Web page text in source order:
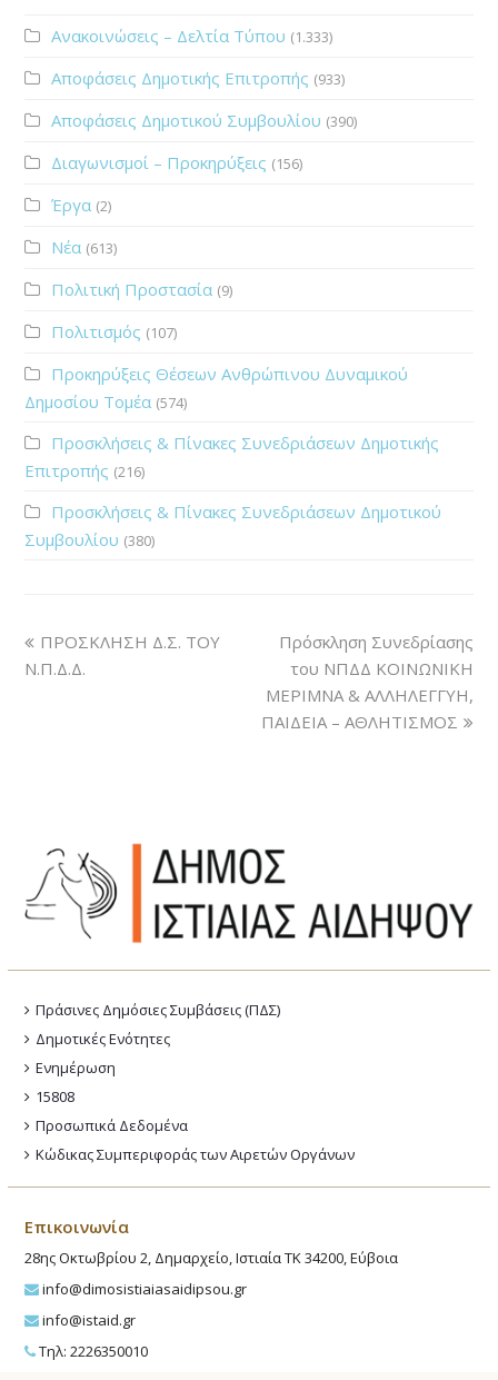
Ανακοινώσεις – Δελτία Τύπου (1.333)
Αποφάσεις Δημοτικής Επιτροπής (933)
Αποφάσεις Δημοτικού Συμβουλίου (390)
Διαγωνισμοί – Προκηρύξεις (156)
Έργα (2)
Νέα (613)
Πολιτική Προστασία (9)
Πολιτισμός (107)
Προκηρύξεις Θέσεων Ανθρώπινου Δυναμικού
Δημοσίου Τομέα (574)
Προσκλήσεις & Πίνακες Συνεδριάσεων Δημοτικής
Επιτροπής (216)
Προσκλήσεις & Πίνακες Συνεδριάσεων Δημοτικού
Συμβουλίου (380)
ΠΡΟΣΚΛΗΣΗ Δ.Σ. ΤΟΥ
Ν.Π.Δ.Δ.
Πρόσκληση Συνεδρίασης
του ΝΠΔΔ ΚΟΙΝΩΝΙΚΗ
ΜΕΡΙΜΝΑ & ΑΛΛΗΛΕΓΓΥΗ,
ΠΑΙΔΕΙΑ – ΑΘΛΗΤΙΣΜΟΣ
Πράσινες Δημόσιες Συμβάσεις (ΠΔΣ)
Δημοτικές Ενότητες
Ενημέρωση
15808
Προσωπικά Δεδομένα
Κώδικας Συμπεριφοράς των Αιρετών Οργάνων
Επικοινωνία
28ης Οκτωβρίου 2, Δημαρχείο, Ιστιαία ΤΚ 34200, Εύβοια
info@dimosistiaiasaidipsou.gr
info@istaid.gr
Τηλ: 2226350010